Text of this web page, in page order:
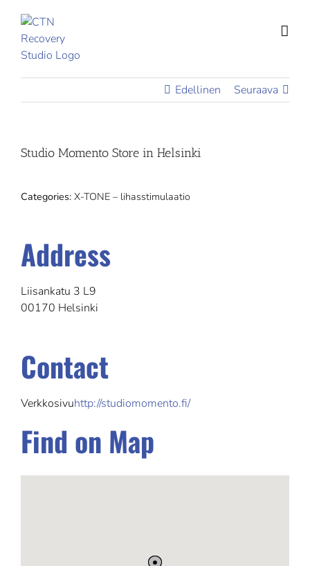
content
Edellinen Seuraava
Studio Momento Store in Helsinki
Categories: X-TONE – lihasstimulaatio
Address
Liisankatu 3 L9
00170 Helsinki
Contact
Verkkosivuhttp://studiomomento.fi/
Find on Map